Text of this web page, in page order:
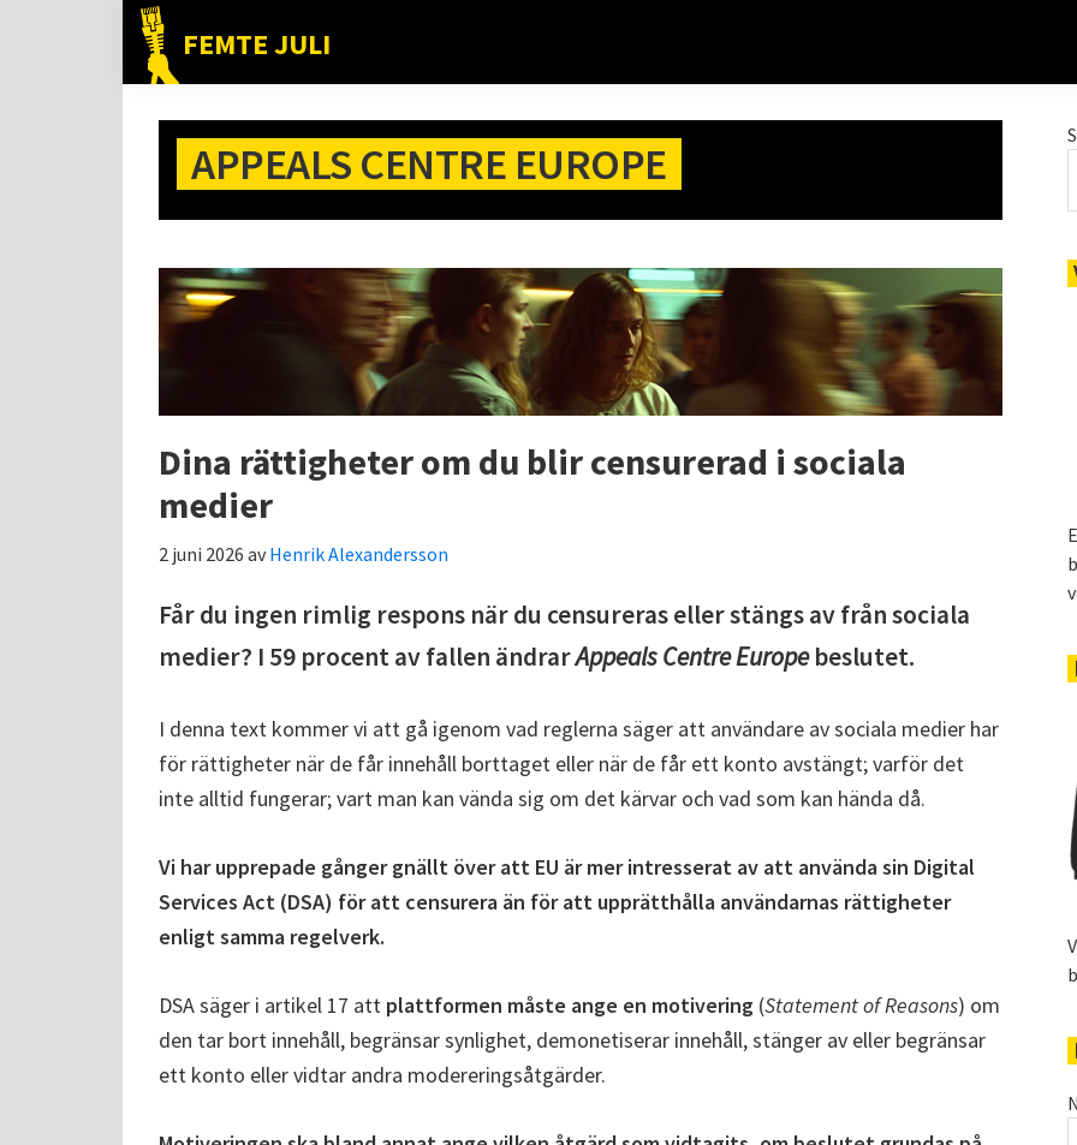
huvudnavigering
FEMTE JULI
Nätet
folket!APPEALS CENTRE EUROPE
Dina rättigheter om du blir censurerad i sociala
medier
2 juni 2026 avHenrik Alexandersson
Får du ingen rimlig respons när du censureras eller stängs av från sociala
medier? I 59 procent av fallen ändrarAppeals Centre Europe beslutet.
I denna text kommer vi att gå igenom vad reglerna säger att användare av sociala medier har
för rättigheter när de får innehåll borttaget eller när de får ett konto avstängt; varför det
inte alltid fungerar; vart man kan vända sig om det kärvar och vad som kan hända då.
Vi har upprepade gånger gnällt över att EU är mer intresserat av att använda sin Digital
Services Act (DSA) för att censurera än för att upprätthålla användarnas rättigheter
enligt samma regelverk.
DSA säger i artikel 17 att plattformen måste ange en motivering (Statement of Reasons) om
den tar bort innehåll, begränsar synlighet, demonetiserar innehåll, stänger av eller begränsar
ett konto eller vidtar andra modereringsåtgärder.